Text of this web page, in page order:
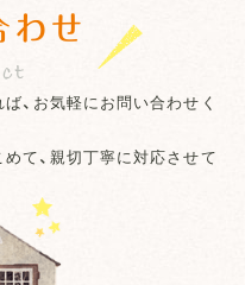
わせ
、お気軽にお問い合わせく
て、親切丁寧に対応させて